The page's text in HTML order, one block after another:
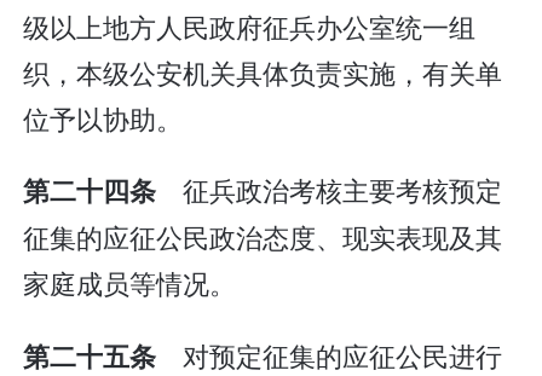
级以上地方人民政府征兵办公室统一组
织，本级公安机关具体负责实施，有关单
位予以协助。
第二十四条 征兵政治考核主要考核预定
征集的应征公民政治态度、现实表现及其
家庭成员等情况。
第二十五条 对预定征集的应征公民进行